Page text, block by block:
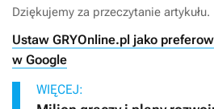
Dziękujemy za przeczytanie artykułu.
Ustaw GRYOnline.pl jako
w Google
WIĘCEJ: